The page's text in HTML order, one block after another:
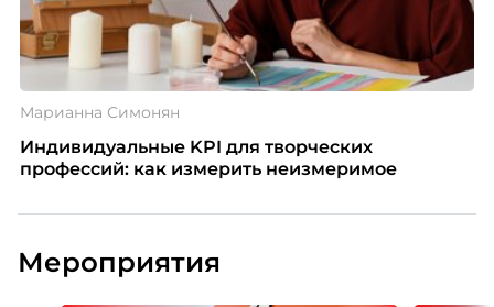
Марианна Симонян
Индивидуальные KPI для творческих
профессий: как измерить неизмеримое
Мероприятия